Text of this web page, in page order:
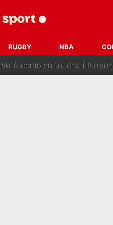
RUGBY NBA
pour la suite du
les deux joueurs qui
touchait Nelson Monfort sur